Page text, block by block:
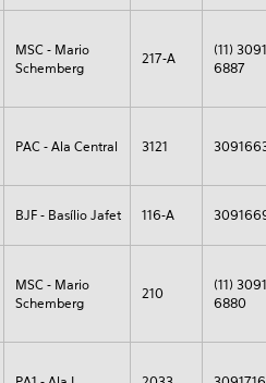
MSC - Mario
Schemberg
217-A
(11)
6887
PAC - Ala Central 3121
BJF - Basílio Jafet 116-A
MSC - Mario
Schemberg
210
(11)
6880